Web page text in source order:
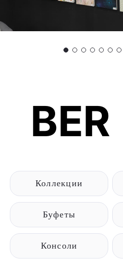
BER
Коллекции
Буфеты
Консоли